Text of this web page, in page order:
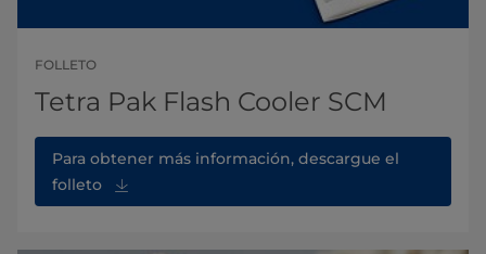
FOLLETO
Tetra Pak Flash Cooler SCM
Para obtener más información, descargue el
folleto